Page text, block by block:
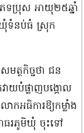
ប្រុស អាយុ២៥ឆ្នាំ
ឃុំទំនប់ធំ ស្រុក
មត្ថកិច្ចថា ជន
យបំផ្លាញបង្គោល
កអធិការឱ្យកម្លាំង
ធរភូមិឃុំ ចុះទៅ